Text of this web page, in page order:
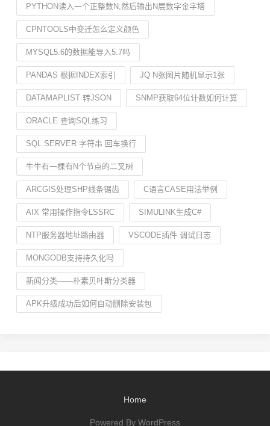
PYTHON读入一个正整数N,然后输出N层数字金字塔
CPNTOOLS中变迁怎么定义颜色
MYSQL5.6的数据能导入5.7吗
PANDAS 根据INDEX索引 JQ N张图片随机显示1张
DATAMAPLIST 转JSON SNMP获取64位计数如何计算
ORACLE 查询SQL练习
SQL SERVER 字符串 回车换行
牛牛有一棵有N个节点的二叉树
ARCGIS处理SHP线条锯齿 C语言CASE用法举例
AIX 常用操作指令LSSRC SIMULINK生成C#
NTP服务器地址路由器 VSCODE插件 调试日志
MONGODB支持持久化吗
新闻分类——朴素贝叶斯分类器
APK升级成功后如何自动删除安装包
Home
Powered By WordPress